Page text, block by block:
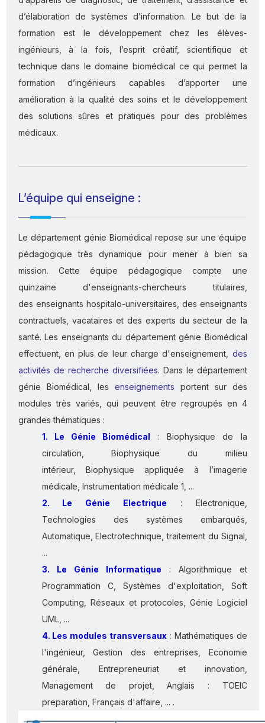
d’élaboration de systèmes d’information. Le but de la
formation est le développement chez les élèves-
ingénieurs, à la fois, l’esprit créatif, scientifique et
technique dans le domaine biomédical ce qui permet la
formation d’ingénieurs capables d’apporter une
amélioration à la qualité des soins et le développement
des solutions sûres et pratiques pour des problèmes
médicaux.
L’équipe qui enseigne :
Le département génie Biomédical repose sur une équipe
pédagogique très dynamique pour mener à bien sa
mission. Cette équipe pédagogique compte une
quinzaine d'enseignants-chercheurs titulaires,
des enseignants hospitalo-universitaires, des enseignants
contractuels, vacataires et des experts du secteur de la
santé. Les enseignants du département génie Biomédical
effectuent, en plus de leur charge d'enseignement, des
activités de recherche diversifiées. Dans le département
génie Biomédical, les enseignements portent sur des
modules très variés, qui peuvent être regroupés en 4
grandes thématiques :
1. Le Génie Biomédical : Biophysique de la
circulation, Biophysique du milieu
intérieur, Biophysique appliquée à l’imagerie
médicale, Instrumentation médicale 1, ...
2. Le Génie Electrique : Electronique,
Technologies des systèmes embarqués,
Automatique, Electrotechnique, traitement du Signal,
...
3. Le Génie Informatique : Algorithmique et
Programmation C, Systèmes d'exploitation, Soft
Computing, Réseaux et protocoles, Génie Logiciel
UML, ...
4. Les modules transversaux : Mathématiques de
l'ingénieur, Gestion des entreprises, Economie
générale, Entrepreneuriat et innovation,
Management de projet, Anglais : TOEIC
preparation, Français d'affaire, ... .